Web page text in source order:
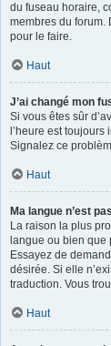
du fuseau horaire,
membres du forum.
pour le faire.
Haut
J’ai changé mon
Si vous êtes sûr
l’heure est
Signalez ce
Haut
Ma langue n’est
La raison la plus
langue ou bien que
Essayez de
désirée. Si elle
traduction. Vous
Haut